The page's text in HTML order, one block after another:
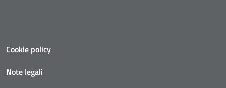
Cookie policy
Note legali